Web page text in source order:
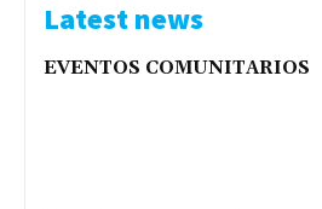
Latest news
EVENTOS COMUNITARIOS